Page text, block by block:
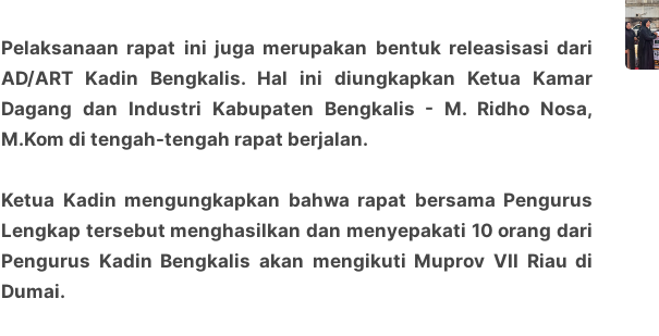
Pelaksanaan rapat ini juga merupakan bentuk releasisasi dari
AD/ART Kadin Bengkalis. Hal ini diungkapkan Ketua Kamar
Dagang dan Industri Kabupaten Bengkalis - M. Ridho Nosa,
M.Kom di tengah-tengah rapat berjalan.
Ketua Kadin mengungkapkan bahwa rapat bersama Pengurus
Lengkap tersebut menghasilkan dan menyepakati 10 orang dari
Pengurus Kadin Bengkalis akan mengikuti Muprov VII Riau di
Dumai.